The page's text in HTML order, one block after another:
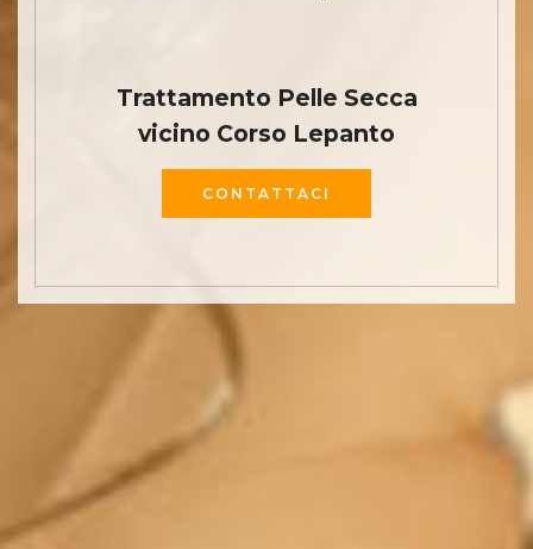
Trattamento Pelle Secca
vicino Corso Lepanto
CONTATTACI